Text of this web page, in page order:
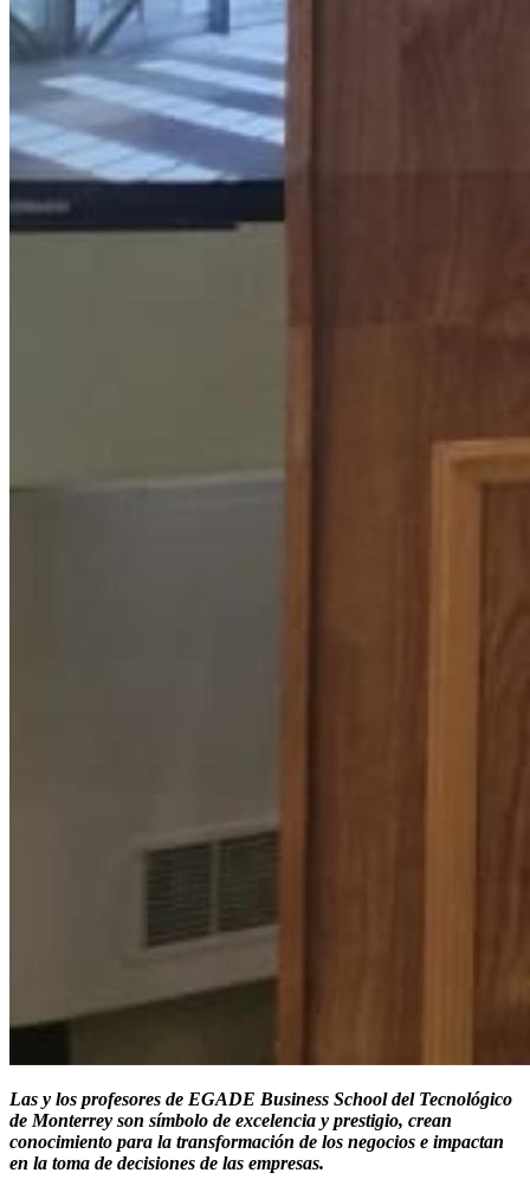
Las y los profesores de EGADE Business School del Tecnológico
de Monterrey son símbolo de excelencia y prestigio, crean
conocimiento para la transformación de los negocios e impactan
en la toma de decisiones de las empresas.